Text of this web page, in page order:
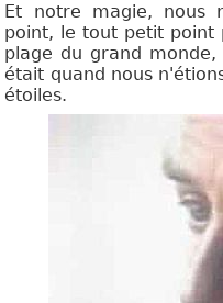
Et notre magie, nous
point, le tout petit point
plage du grand
était quand nous
étoiles.